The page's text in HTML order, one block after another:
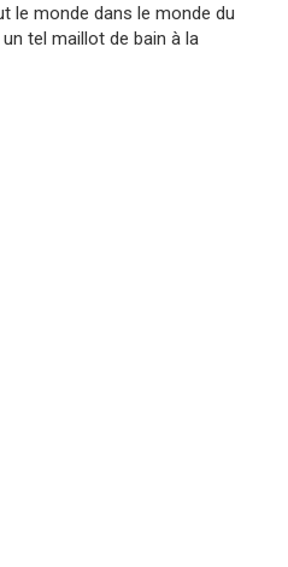
le monde dans le monde du
tel maillot de bain à la